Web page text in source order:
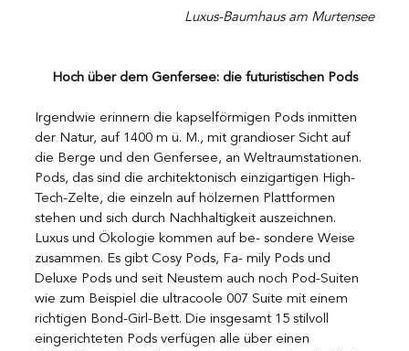
Luxus-Baumhaus am Murtensee
Hoch über dem Genfersee: die futuristischen Pods
Irgendwie erinnern die kapselförmigen Pods inmitten
der Natur, auf 1400 m ü. M., mit grandioser Sicht auf
die Berge und den Genfersee, an Weltraumstationen.
Pods, das sind die architektonisch einzigartigen High-
Tech-Zelte, die einzeln auf hölzernen Plattformen
stehen und sich durch Nachhaltigkeit auszeichnen.
Luxus und Ökologie kommen auf be- sondere Weise
zusammen. Es gibt Cosy Pods, Fa- mily Pods und
Deluxe Pods und seit Neustem auch noch Pod-Suiten
wie zum Beispiel die ultracoole 007 Suite mit einem
richtigen Bond-Girl-Bett. Die insgesamt 15 stilvoll
eingerichteten Pods verfügen alle über einen